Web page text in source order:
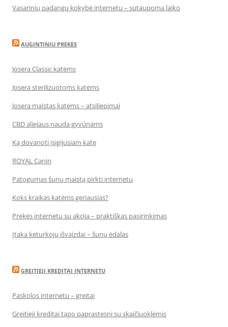
Vasarinių padangų kokybė internetu – sutaupoma laiko
AUGINTINIU PREKES
Josera Classic katėms
Josera sterilizuotoms katėms
Josera maistas katėms – atsiliepimai
CBD aliejaus nauda gyvūnams
Ką dovanoti įsigijusiam katę
ROYAL Canin
Patogumas šunų maistą pirkti internetu
Koks kraikas katėms geriausias?
Prekės internetu su akcija – praktiškas pasirinkimas
Įtaka keturkojų išvaizdai – šunų ėdalas
GREITIEJI KREDITAI INTERNETU
Paskolos internetu – greitai
Greitieji kreditai tapo paprastesni su skaičiuoklėmis